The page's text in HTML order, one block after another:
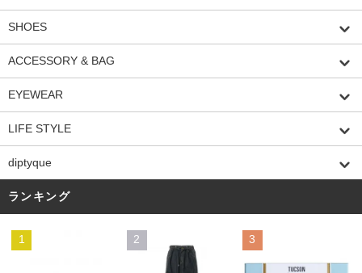
SHOES
ACCESSORY & BAG
EYEWEAR
LIFE STYLE
diptyque
ランキング
1 2 3